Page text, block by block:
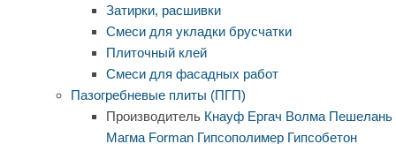
Затирки, расшивки
Смеси для укладки брусчатки
Плиточный клей
Смеси для фасадных работ
Пазогребневые плиты (ПГП)
Производитель Кнауф Ергач Волма Пешелань
Магма Forman Гипсополимер Гипсобетон